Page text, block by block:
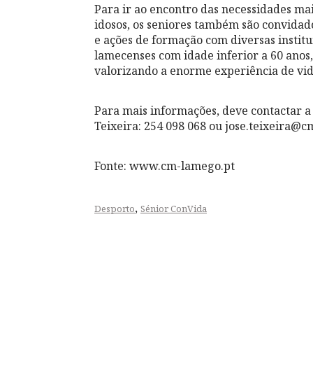
Para ir ao encontro das necessidades
idosos, os seniores também são
e ações de formação com diversas
lamecenses com idade inferior a 60
valorizando a enorme experiência de
Para mais informações, deve contactar
Teixeira: 254 098 068 ou
Fonte: www.cm-lamego.pt
Desporto, Sénior ConVida